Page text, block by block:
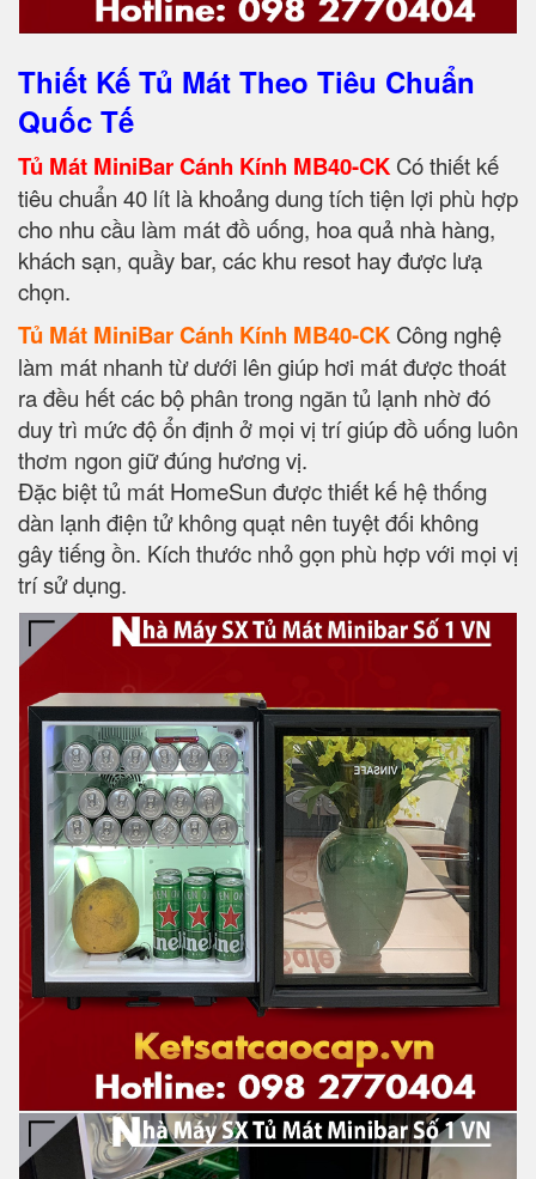
Thiết Kế Tủ Mát Theo Tiêu Chuẩn
Quốc Tế
Tủ Mát MiniBar Cánh Kính MB40-CK Có thiết kế
tiêu chuẩn 40 lít là khoảng dung tích tiện lợi phù hợp
cho nhu cầu làm mát đồ uống, hoa quả nhà hàng,
khách sạn, quầy bar, các khu resot hay được lưạ
chọn.
Tủ Mát MiniBar Cánh Kính MB40-CK Công nghệ
làm mát nhanh từ dưới lên giúp hơi mát được thoát
ra đều hết các bộ phân trong ngăn tủ lạnh nhờ đó
duy trì mức độ ổn định ở mọi vị trí giúp đồ uống luôn
thơm ngon giữ đúng hương vị.
Đặc biệt tủ mát HomeSun được thiết kế hệ thống
dàn lạnh điện tử không quạt nên tuyệt đối không
gây tiếng ồn. Kích thước nhỏ gọn phù hợp với mọi vị
trí sử dụng.